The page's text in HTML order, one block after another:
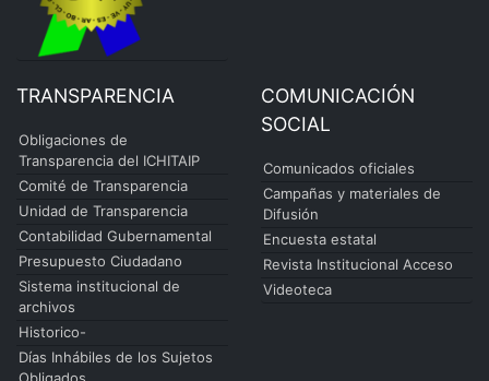
TRANSPARENCIA
Obligaciones de
Transparencia del ICHITAIP
Comité de Transparencia
Unidad de Transparencia
Contabilidad Gubernamental
Presupuesto Ciudadano
Sistema institucional de
archivos
Historico-
Días Inhábiles de los Sujetos
COMUNICACIÓN
SOCIAL
Comunicados oficiales
Campañas y materiales de
Difusión
Encuesta estatal
Revista Institucional Acceso
Videoteca